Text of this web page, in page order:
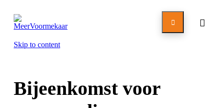

Skip to content
Bijeenkomst voor